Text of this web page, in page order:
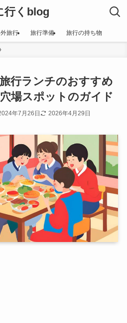
行くblog
旅行 旅行準備 旅行の持ち物
行ランチのおすすめ
場スポットのガイド
年7月26日 2026年4月29日